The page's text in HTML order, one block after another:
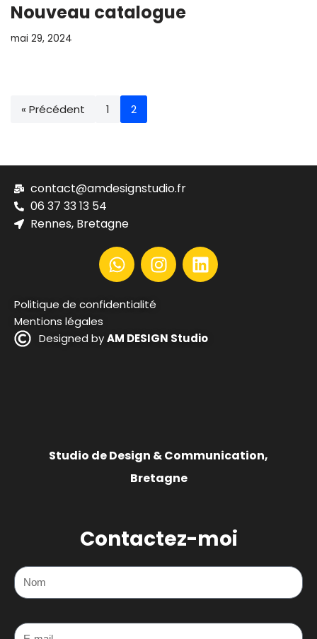
Nouveau catalogue
mai 29, 2024
« Précédent 1 2
contact@amdesignstudio.fr
06 37 33 13 54
Rennes, Bretagne
Politique de confidentialité
Mentions légales
Designed byAM DESIGN Studio
Studio de Design & Communication,
Bretagne
Contactez-moi